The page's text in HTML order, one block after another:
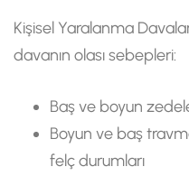
Kişisel Yaralanma
davanın olası sebepleri:
Baş ve boyun
Boyun ve baş
felç durumları